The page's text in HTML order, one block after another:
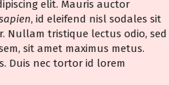
elit. Mauris auctor
, id eleifend nisl sodales sit
Nullam tristique lectus odio, sed
sit amet maximus metus.
Duis nec tortor id lorem